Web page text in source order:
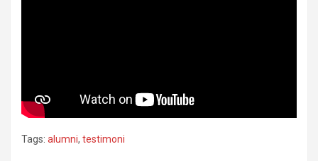
Tags: alumni, testimoni